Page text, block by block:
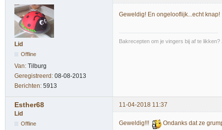
Lid
Offline
Van: Tilburg
Geregistreerd: 08-08-2013
Berichten: 5913
Geweldig! En ongelooflijk...echt knap!
Bakrecepten om je vingers bij af te
Esther68
11-04-2018 11:37
Lid
Offline Geweldig!!!
Ondanks dat ze